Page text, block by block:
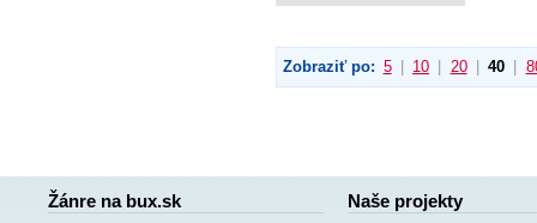
Zobraziť po: 5 10 20 40
Žánre na bux.sk Naše projekty